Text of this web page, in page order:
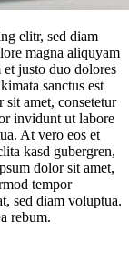
elitr, sed diam
magna aliquyam
et justo duo dolores
sanctus est
amet, consetetur
invidunt ut labore
At vero eos et
kasd gubergren,
dolor sit amet,
tempor
sed diam voluptua.
rebum.